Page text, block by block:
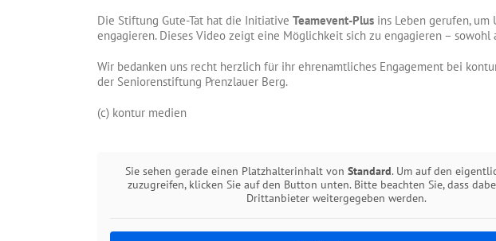
Die Stiftung Gute-Tat hat die Initiative Teamevent-Plus ins Leben gerufen,
engagieren. Dieses Video zeigt eine Möglichkeit sich zu engagieren – sowohl
Wir bedanken uns recht herzlich für ihr ehrenamtliches Engagement bei
der Seniorenstiftung Prenzlauer Berg.
(c) kontur medien
Sie sehen gerade einen Platzhalterinhalt von Standard. Um auf den
zuzugreifen, klicken Sie auf den Button unten. Bitte beachten Sie, dass
Drittanbieter weitergegeben werden.